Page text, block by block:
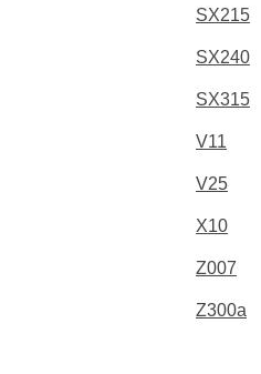
SX215
SX240
SX315
V11
V25
X10
Z007
Z300a